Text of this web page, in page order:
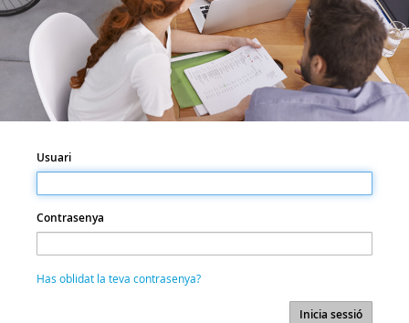
Usuari
Contrasenya
Has oblidat la teva contrasenya?